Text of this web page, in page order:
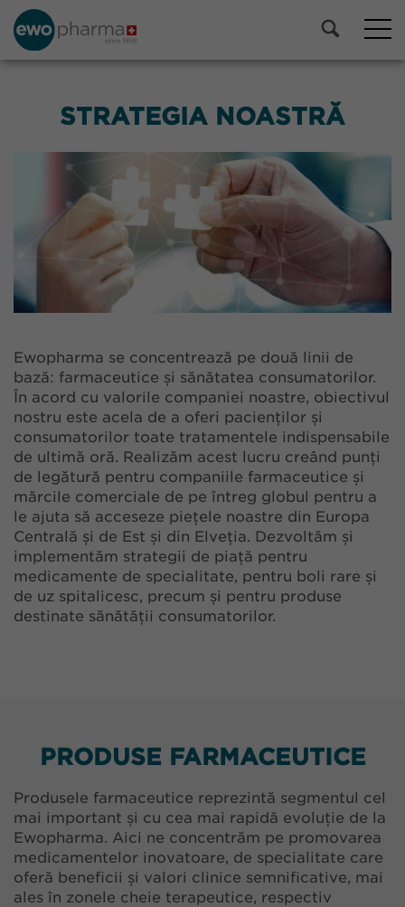
STRATEGIA NOASTRĂ
Ewopharma se concentrează pe două linii de
bază: farmaceutice și sănătatea consumatorilor.
În acord cu valorile companiei noastre, obiectivul
nostru este acela de a oferi pacienților și
consumatorilor toate tratamentele indispensabile
de ultimă oră. Realizăm acest lucru creând punți
de legătură pentru companiile farmaceutice și
mărcile comerciale de pe întreg globul pentru a
le ajuta să acceseze piețele noastre din Europa
Centrală și de Est și din Elveția. Dezvoltăm și
implementăm strategii de piață pentru
medicamente de specialitate, pentru boli rare și
de uz spitalicesc, precum și pentru produse
destinate sănătății consumatorilor.
PRODUSE FARMACEUTICE
Produsele farmaceutice reprezintă segmentul cel
mai important și cu cea mai rapidă evoluție de la
Ewopharma. Aici ne concentrăm pe promovarea
medicamentelor inovatoare, de specialitate care
oferă beneficii și valori clinice semnificative, mai
ales în zonele cheie terapeutice, respectiv